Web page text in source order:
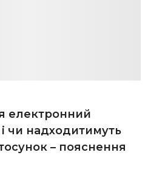
електронний
чи надходитимуть
– пояснення